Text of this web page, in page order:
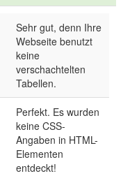
Sehr gut, denn Ihre
Webseite benutzt
keine
verschachtelten
Tabellen.
Perfekt. Es wurden
keine CSS-
Angaben in HTML-
Elementen
entdeckt!